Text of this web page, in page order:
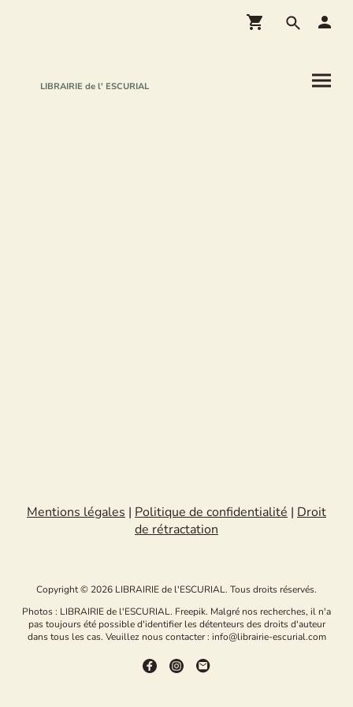
LIBRAIRIE de l' ESCURIAL
Mentions légales | Politique de confidentialité | Droit
de rétractation
Copyright © 2026 LIBRAIRIE de l'ESCURIAL. Tous droits réservés.
Photos : LIBRAIRIE de l'ESCURIAL. Freepik. Malgré nos recherches, il n'a
pas toujours été possible d'identifier les détenteurs des droits d'auteur
dans tous les cas. Veuillez nous contacter : info@librairie-escurial.com